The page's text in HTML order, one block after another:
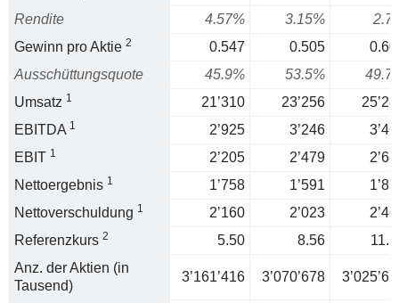
Rendite
4.57% 3.15%
Gewinn pro Aktie 2 0.547 0.505
Ausschüttungsquote
45.9% 53.5%
Umsatz 1 21’310 23’256
EBITDA 1 2’925 3’246
EBIT 1 2’205 2’479
Nettoergebnis 1 1’758 1’591
Nettoverschuldung 1 2’160 2’023
Referenzkurs 2 5.50 8.56
Anz. der Aktien (in
Tausend)
3’161’416 3’070’678